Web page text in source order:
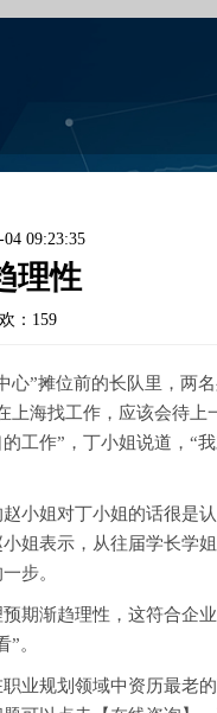
09:23:35
理性
： 159
”摊位前的长队里，两名
上海找工作，应该会待
工作”，丁小姐说道，“
姐对丁小姐的话很是认
姐表示，从往届学长学
步。
渐趋理性，这符合企业
。
规划领域中资历最老的